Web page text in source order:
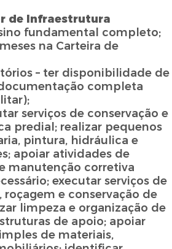
de Infraestrutura
fundamental completo;
na Carteira de
– ter disponibilidade de
completa
serviços de conservação e
predial; realizar pequenos
pintura, hidráulica e
apoiar atividades de
manutenção corretiva
executar serviços de
e conservação de
limpeza e organização de
de apoio; apoiar
de materiais,